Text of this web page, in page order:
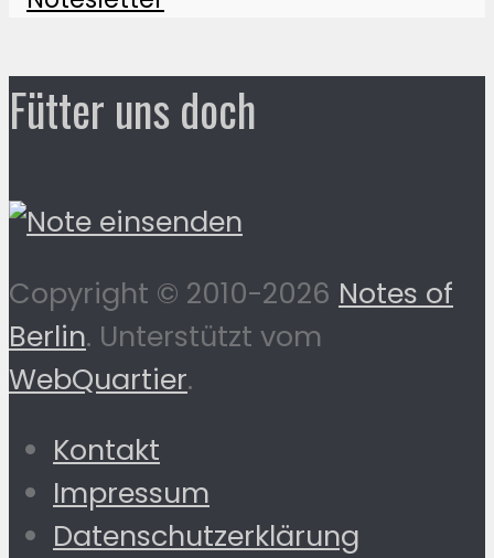
Fütter uns doch
Copyright © 2010-2026 Notes of
Berlin. Unterstützt vom
WebQuartier.
Kontakt
Impressum
Datenschutzerklärung